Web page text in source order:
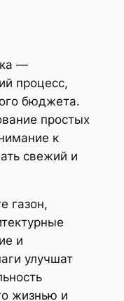
—
процесс,
бюджета.
простых
к
свежий и
газон,
и
улучшат
жизнью и